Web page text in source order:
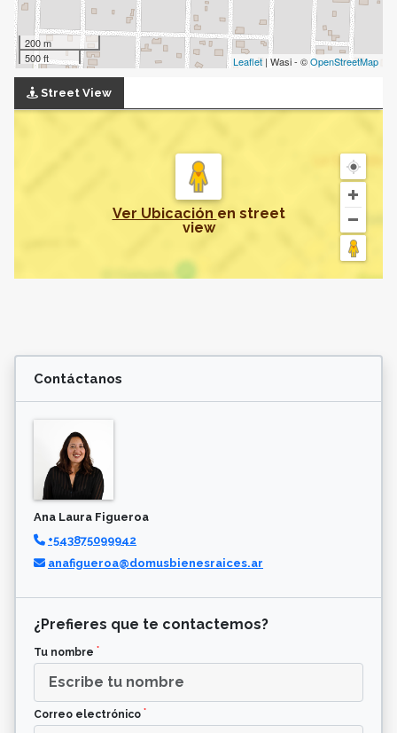
200 m
500 ft
Leaflet | Wasi - ©OpenStreetMap
Street View
Ver Ubicación en street
view
Contáctanos
Ana Laura Figueroa
+543875099942
anafigueroa@domusbienesraices.ar
¿Prefieres que te contactemos?
Tu nombre *
Correo electrónico *